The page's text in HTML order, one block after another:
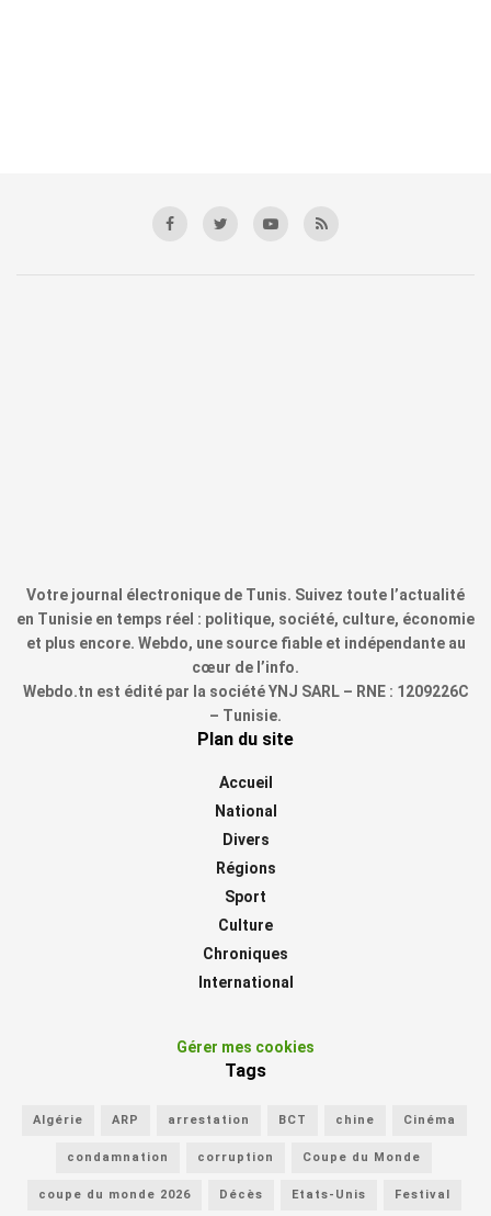
Votre journal électronique de Tunis. Suivez toute l’actualité
en Tunisie en temps réel : politique, société, culture, économie
et plus encore. Webdo, une source fiable et indépendante au
cœur de l’info.
Webdo.tn est édité par la société YNJ SARL – RNE : 1209226C
– Tunisie.
Plan du site
Accueil
National
Divers
Régions
Sport
Culture
Chroniques
International
Gérer mes cookies
Tags
Algérie ARP arrestation BCT chine Cinéma
condamnation corruption Coupe du Monde
coupe du monde 2026 Décès Etats-Unis Festival